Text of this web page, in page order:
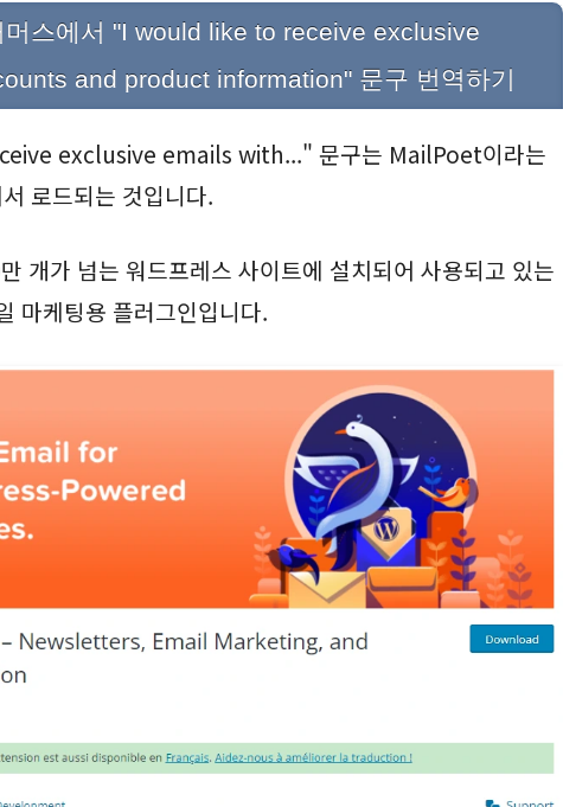
머스에서 "I would like to receive exclusive
and product information" 문구 번역하기
exclusive emails with..." 문구는 MailPoet이라는
로드되는 것입니다.
개가 넘는 워드프레스 사이트에 설치되어 사용되고 있는
마케팅용 플러그인입니다.